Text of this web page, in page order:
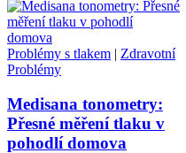
Problémy s tlakem | Zdravotní
Problémy
Medisana tonometry:
Přesné měření tlaku v
pohodlí domova